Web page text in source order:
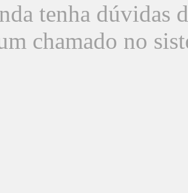
tenha dúvidas
chamado no